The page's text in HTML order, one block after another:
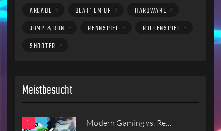
ARCADE
BEAT´EM UP
HARDWARE
JUMP & RUN
RENNSPIEL
ROLLENSPIEL
SHOOTER
Meistbesucht
Modern Gaming vs. Re…